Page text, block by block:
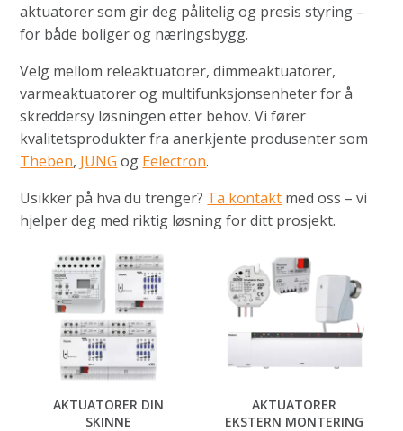
aktuatorer som gir deg pålitelig og presis styring –
for både boliger og næringsbygg.
Velg mellom releaktuatorer, dimmeaktuatorer,
varmeaktuatorer og multifunksjonsenheter for å
skreddersy løsningen etter behov. Vi fører
kvalitetsprodukter fra anerkjente produsenter som
Theben, JUNG og Eelectron.
Usikker på hva du trenger? Ta kontakt med oss – vi
hjelper deg med riktig løsning for ditt prosjekt.
AKTUATORER DIN
SKINNE
AKTUATORER
EKSTERN MONTERING